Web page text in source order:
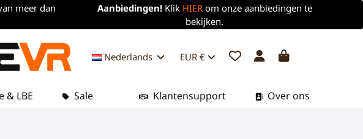
meer dan
Aanbiedingen!Klik HIER om onze aanbiedingen te
bekijken.
EUR €
Nederlands
& LBE Sale Over ons
Klantensupport